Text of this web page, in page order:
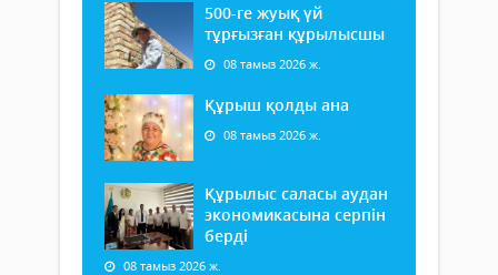
500-ге жуық үй
тұрғызған құрылысшы
08 тамыз 2026 ж.
Құрыш қолды ана
08 тамыз 2026 ж.
Құрылыс саласы аудан
экономикасына серпін
берді
08 тамыз 2026 ж.